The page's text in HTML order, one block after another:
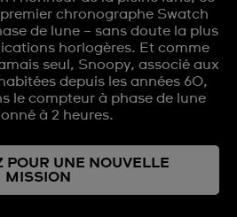
chronographe Swatch
de lune – sans doute la plus
horlogères. Et comme
seul, Snoopy, associé aux
depuis les années 60,
le compteur à phase de lune
à 2 heures.
POUR UNE NOUVELLE
MISSION